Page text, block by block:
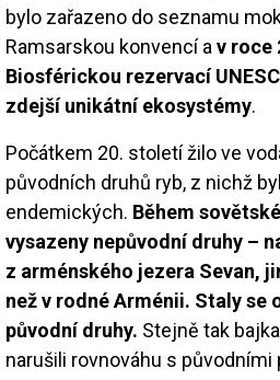
bylo zařazeno do seznamu
Ramsarskou konvencí a v roce
Biosférickou rezervací
zdejší unikátní ekosystémy.
Počátkem 20. století žilo ve
původních druhů ryb, z nichž
endemických. Během
vysazeny nepůvodní druhy –
z arménského jezera Sevan,
než v rodné Arménii. Staly se
původní druhy. Stejně tak
narušili rovnováhu s